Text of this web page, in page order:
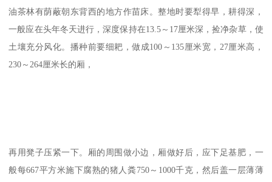
油茶林有荫蔽朝东背西的地方作苗床。整地时要犁得早，耕得深，
一般应在头年冬天进行，深度保持在13.5～17厘米深，捡净杂草，使
土壤充分风化。播种前要细耙，做成100～135厘米宽，27厘米高，
230～264厘米长的厢，
再用凳子压紧一下。厢的周围做小边，厢做好后，应下足基肥，一
般每667平方米施下腐熟的猪人粪750～1000千克，然后盖一层薄薄